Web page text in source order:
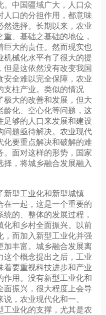
。中国疆域广大，人口众
人口的分担作用，都意味
然选择。长期以来，农业
、基础之基础的地位，
巨大的责任。然而现实也
机械化水平有了很大的提
是这依然没有改变我国
安全难以完全保障，农业
支柱产业。类似的情况
极大的改善和发展，但大
龄化、空心化等问题，这
足够的人口来发展和建设
问题亟待解决。农业现代
化要重点解决和破解的难
。面对这样的形势，国家
，将城乡融合发展融入
型工业化和新型城镇
在一起，这是一个重要的
的、整体的发展过程，
化和乡村全面振兴。以前
，而加入新型工业化并强
加丰富。城乡融合发展离
这个概念提出之后，工业
着要重视科技进步和产业
作用。没有新型工业化和
面振兴，很大程度上会导
，农业现代化和一、
工业化的支撑，尤其是农